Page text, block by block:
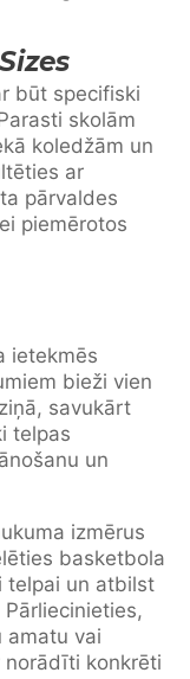
būt specifiski
skolām
koledžām un
ar
pārvaldes
piemērotos
ietekmēs
bieži vien
savukārt
telpas
un
izmērus
basketbola
telpai un atbilst
amatu vai
norādīti konkrēti